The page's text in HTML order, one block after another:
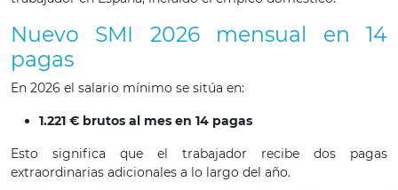
Nuevo SMI 2026 mensual en 14
pagas
En 2026 el salario mínimo se sitúa en:
1.221 € brutos al mes en 14 pagas
Esto significa que el trabajador recibe dos pagas
extraordinarias adicionales a lo largo del año.